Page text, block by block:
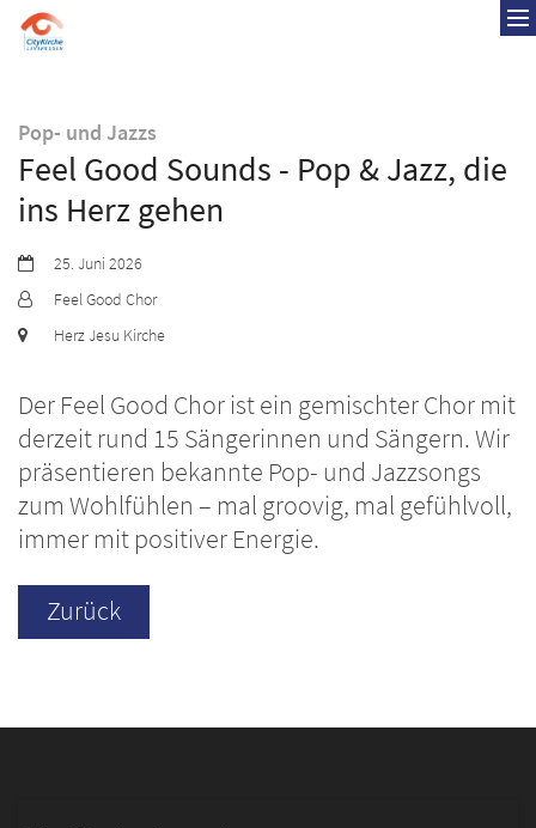
Zum Inhalt springen
Pop- und Jazzs
Feel Good Sounds - Pop & Jazz, die
ins Herz gehen
Datum:25. Juni 2026
Von:
Feel Good Chor
Ort:
Herz Jesu Kirche
Der Feel Good Chor ist ein gemischter Chor mit
derzeit rund 15 Sängerinnen und Sängern. Wir
präsentieren bekannte Pop- und Jazzsongs
zum Wohlfühlen – mal groovig, mal gefühlvoll,
immer mit positiver Energie.
Zurück